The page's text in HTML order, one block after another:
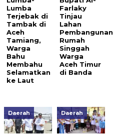
Lumba
Terjebak di
Tambak di
Aceh
Tamiang,
Warga
Bahu
Membahu
Selamatkan
ke Laut
Farlaky
Tinjau
Lahan
Pembangunan
Rumah
Singgah
Warga
Aceh Timur
di Banda
Daerah Daerah